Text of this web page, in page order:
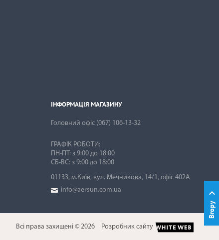
Вгору

ІНФОРМАЦІЯ МАГАЗИНУ
Головний офіс (067) 106-13-32
ГРАФІК РОБОТИ:
ПН-ПТ: з 9:00 до 18:00
СБ-ВС: з 9:00 до 18:00
01133, м.Київ, вул. Мечникова, 14/1, офіс 402А
info@aersun.com.ua
ІНФОРМАЦІЯ МАГАЗИНУ
Всі права захищені © 2026 Розробник сайту